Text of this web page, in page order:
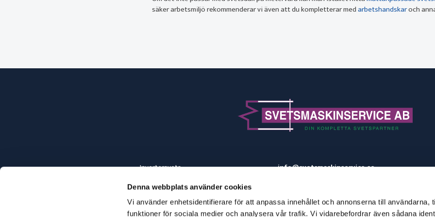
Denna webbplats använder cookies
Vi använder enhetsidentifierare för att anpassa innehållet och annonserna till användarna,
funktioner för sociala medier och analysera vår trafik. Vi vidarebefordrar även sådana
säker arbetsmiljö rekommenderar vi även att du kompletterar medarbetshandskaroch
Invertersvets
Svetsa gjutjärn
Svetsa aluminium
Hypertherm Flushcut
info@svetsmaskinservice.se
417 05 Göteborg